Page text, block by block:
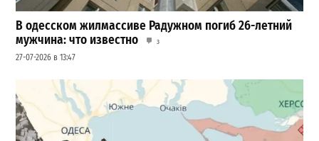
В одесском жилмассиве Радужном погиб 26-летний
мужчина: что известно
3
27-07-2026 в 13:47